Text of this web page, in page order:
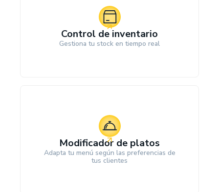
Control de inventario
Gestiona tu stock en tiempo real
Modificador de platos
Adapta tu menú según las preferencias de
tus clientes